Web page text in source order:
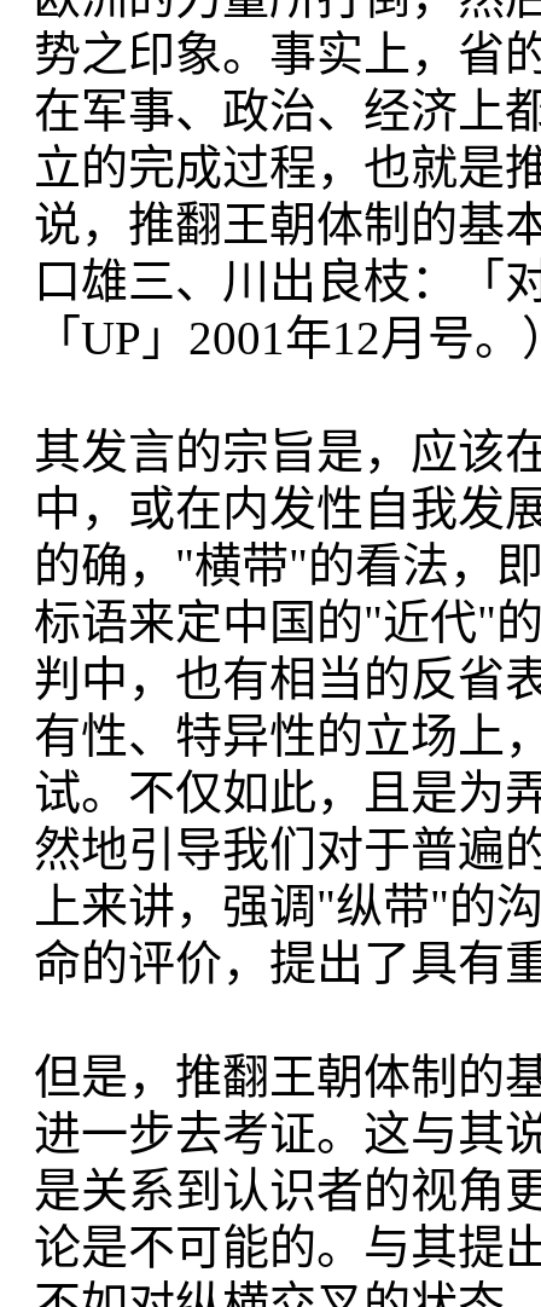
势之印象。事实上，省
在军事、政治、经济上
立的完成过程，也就是
说，推翻王朝体制的基
口雄三、川出良枝：「
「UP」2001年12月号。
其发言的宗旨是，应该
中，或在内发性自我发
的确，"横带"的看法，
标语来定中国的"近代"
判中，也有相当的反省
有性、特异性的立场上
试。不仅如此，且是为
然地引导我们对于普遍
上来讲，强调"纵带"的
命的评价，提出了具有
但是，推翻王朝体制的
进一步去考证。这与其
是关系到认识者的视角
论是不可能的。与其提